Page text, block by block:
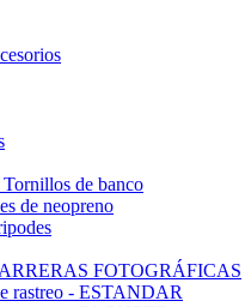
de banco
de neopreno
FOTOGRÁFICAS
rastreo - ESTANDAR